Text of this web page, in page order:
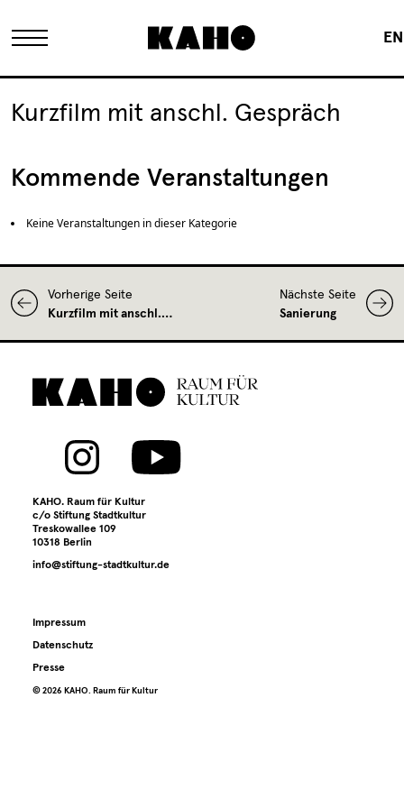
EN
Das KAHO
Historie
Eigentümer
FAQ
Sanierung
Archiv
Kontakt
Presse
Kurzfilm mit anschl. Gespräch
Kommende Veranstaltungen
Keine Veranstaltungen in dieser Kategorie
Vorherige Seite
Kurzfilm mit anschl.…
Nächste Seite
Sanierung
KAHO. Raum für Kultur
c/o Stiftung Stadtkultur
Treskowallee 109
10318 Berlin
info@stiftung-stadtkultur.de
Impressum
Datenschutz
Presse
©️ 2026 KAHO. Raum für Kultur